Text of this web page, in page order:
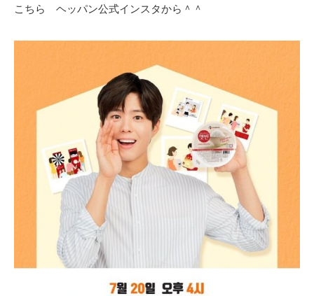
こちら ヘッパン公式インスタから＾＾